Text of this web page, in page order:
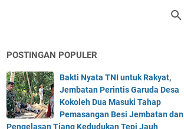
POSTINGAN POPULER
Bakti Nyata TNI untuk Rakyat,
Jembatan Perintis Garuda Desa
Kokoleh Dua Masuki Tahap
Pemasangan Besi Jembatan dan
Pengelasan Tiang Kedudukan Tepi Jauh